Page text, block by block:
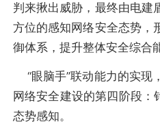
判来揪出威胁，最终由电建
方位的感知网络安全态势，
御体系，提升整体安全综合
“眼脑手”联动能力的实现
网络安全建设的第四阶段：
态势感知。